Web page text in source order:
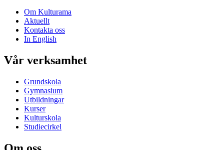
Om Kulturama
Aktuellt
Kontakta oss
In English
Vår verksamhet
Grundskola
Gymnasium
Utbildningar
Kurser
Kulturskola
Studiecirkel